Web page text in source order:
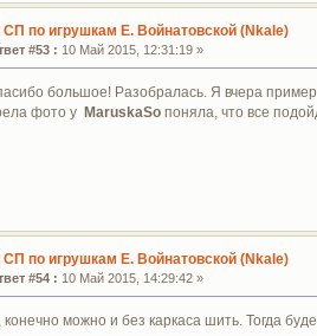
СП по игрушкам Е. Войнатовской (Nkale)
#53 : 10 Май 2015, 12:31:19 »
большое! Разобралась. Я вчера
фото у MaruskaSo поняла, что все
СП по игрушкам Е. Войнатовской (Nkale)
#54 : 10 Май 2015, 14:29:42 »
конечно можно и без каркаса шить. Тогда